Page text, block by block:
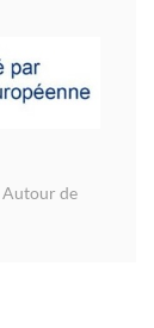
Autour de